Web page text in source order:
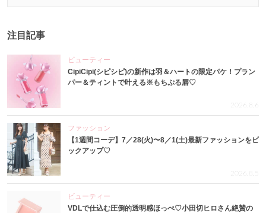
注目記事
ビューティー
CipiCipi(シピシピ)の新作は羽＆ハートの限定パケ！プラン
パー＆ティントで叶える※もちぷる唇♡
2026.8.6
ファッション
【1週間コーデ】7／28(火)〜8／1(土)最新ファッションをピ
ックアップ♡
2026.8.5
ビューティー
VDLで仕込む圧倒的透明感ほっぺ♡小田切ヒロさん絶賛の